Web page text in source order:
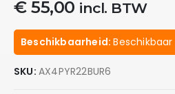
€55,00 incl. BTW
Beschikbaarheid:
SKU: AX4PYR22BUR6